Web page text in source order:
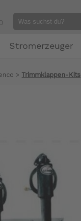
Stromerzeuger
> Trimmklappen-Kits